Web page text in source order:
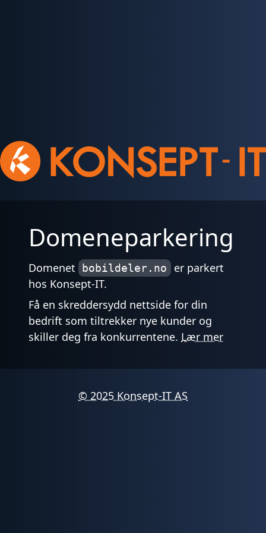
Domeneparkering
Domenet bobildeler.no er parkert
hos Konsept-IT.
Få en skreddersydd nettside for din
bedrift som tiltrekker nye kunder og
skiller deg fra konkurrentene. Lær mer
© 2025 Konsept-IT AS